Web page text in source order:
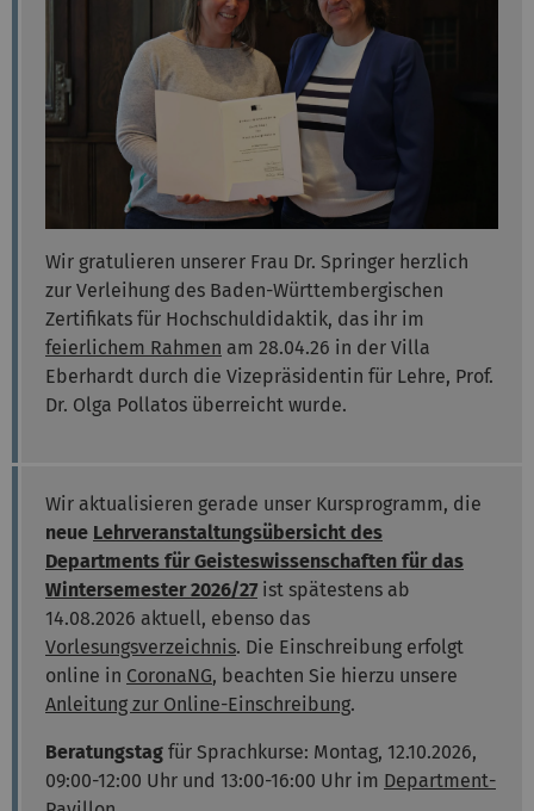
Wir gratulieren unserer Frau Dr. Springer herzlich
zur Verleihung des Baden-Württembergischen
Zertifikats für Hochschuldidaktik, das ihr im
feierlichem Rahmen am 28.04.26 in der Villa
Eberhardt durch die Vizepräsidentin für Lehre, Prof.
Dr. Olga Pollatos überreicht wurde.
Wir aktualisieren gerade unser Kursprogramm, die
neue Lehrveranstaltungsübersicht des
Departments für Geisteswissenschaften für das
Wintersemester 2026/27 ist spätestens ab
14.08.2026 aktuell, ebenso das
Vorlesungsverzeichnis. Die Einschreibung erfolgt
online in CoronaNG, beachten Sie hierzu unsere
Anleitung zur Online-Einschreibung.
Beratungstag für Sprachkurse: Montag, 12.10.2026,
09:00-12:00 Uhr und 13:00-16:00 Uhr im Department-